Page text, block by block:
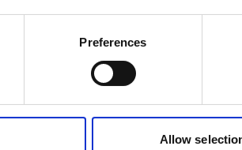
Preferences
Allow
Andre